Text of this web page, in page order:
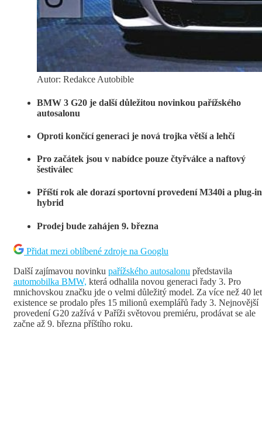
Autor: Redakce Autobible
BMW 3 G20 je další důležitou novinkou pařížského
autosalonu
Oproti končící generaci je nová trojka větší a lehčí
Pro začátek jsou v nabídce pouze čtyřválce a naftový
šestiválec
Příští rok ale dorazí sportovní provedení M340i a plug-in
hybrid
Prodej bude zahájen 9. března
Přidat mezi oblíbené zdroje na Googlu
Další zajímavou novinku pařížského autosalonu představila
automobilka BMW, která odhalila novou generaci řady 3. Pro
mnichovskou značku jde o velmi důležitý model. Za více než 40 let
existence se prodalo přes 15 milionů exemplářů řady 3. Nejnovější
provedení G20 zažívá v Paříži světovou premiéru, prodávat se ale
začne až 9. března příštího roku.